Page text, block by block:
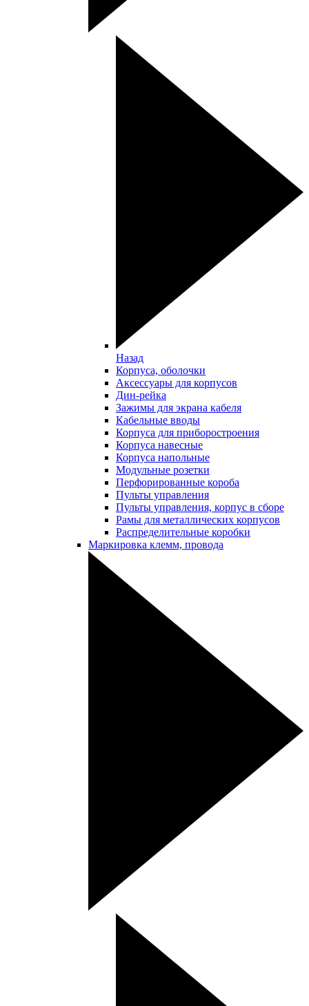
Назад
Корпуса, оболочки
Аксессуары для корпусов
Дин-рейка
Зажимы для экрана кабеля
Кабельные вводы
Корпуса для приборостроения
Корпуса навесные
Корпуса напольные
Модульные розетки
Перфорированные короба
Пульты управления
Пульты управления, корпус в сборе
Рамы для металлических корпусов
Распределительные коробки
Маркировка клемм, провода